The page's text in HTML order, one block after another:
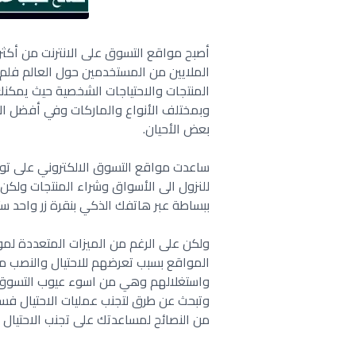
أصبح مواقع التسوق على الانترنت من
الملايين من المستخدمين حول العالم
المنتجات والاحتياجات الشخصية حيث
وبمختلف الأنواع والماركات وفي
بعض الأحيان.
ساعدت مواقع التسوق الالكتروني على
للنزول الى الأسواق وشراء المنتجات
ببساطة عبر هاتفك الذكي بنقرة زر
ولكن على الرغم من الميزات المتعددة
المواقع بسبب تعرضهم للاحتيال
واستغلالهم وهي من اسوء عيوب التسوق
وتبحث عن طرق لتجنب عمليات الاحتيال
من النصائح لمساعدتك على تجنب الاحتيال